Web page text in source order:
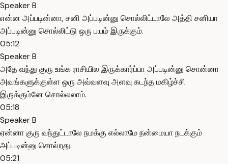
Speaker B
என்ன அப்படின்னா, சனி அப்படின்னு சொல்லிட்டாலே அத்தி சனியா
அப்படின்னு சொல்லிட்டு ஒரு பயம் இருக்கும்.
05:12
Speaker B
அதே வந்து குரு உங்க ராசியில இருக்கார்ப்பா அப்படின்னு சொன்னா
அவங்களுக்குள்ள ஒரு அவ்வளவு அளவு கடந்த மகிழ்ச்சி
இருக்கும்னே சொல்லலாம்.
05:18
Speaker B
ஏன்னா குரு வந்துட்டாலே நமக்கு எல்லாமே நன்மையா நடக்கும்
அப்படின்னு சொல்றது.
05:21